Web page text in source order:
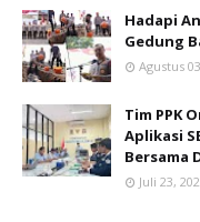
Hadapi
Gedung
Agustus
Tim PPK
Aplikasi
Bersama
Juli 23,